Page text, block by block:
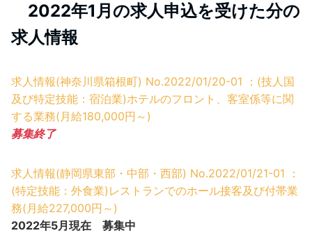
2022年1月の求人申込を受けた分の
求人情報
求人情報(神奈川県箱根町) No.2022/01/20-01 ：(技人国
及び特定技能：宿泊業)ホテルのフロント、客室係等に関
する業務(月給180,000円～)
募集終了
求人情報(静岡県東部・中部・西部) No.2022/01/21-01 ：
(特定技能：外食業)レストランでのホール接客及び付帯業
務(月給227,000円～)
2022年5月現在 募集中